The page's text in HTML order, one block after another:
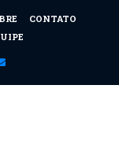
CONTATO